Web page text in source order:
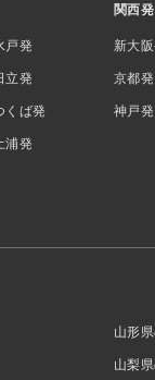
戸発
立発
くば発
浦発
関西発
新大
京都発
神戸発
山形
山梨